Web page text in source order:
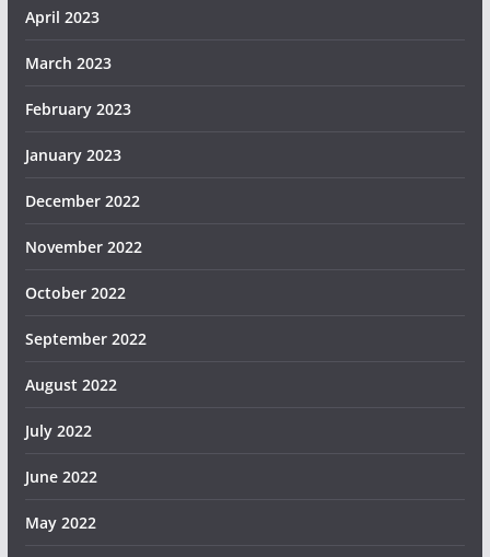
April 2023
March 2023
February 2023
January 2023
December 2022
November 2022
October 2022
September 2022
August 2022
July 2022
June 2022
May 2022